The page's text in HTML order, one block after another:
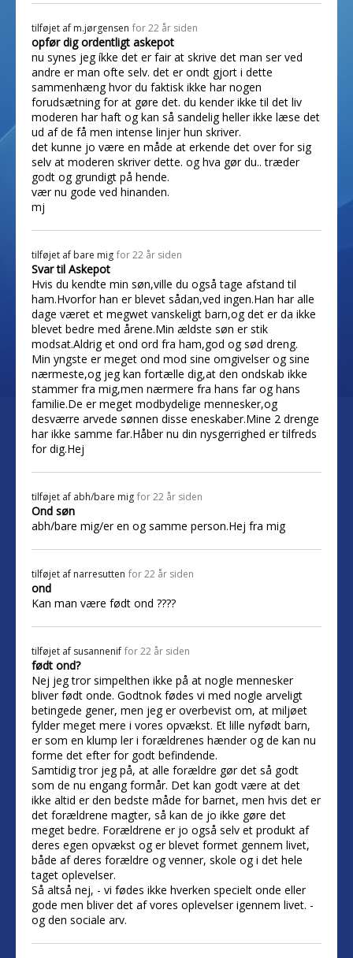
tilføjet af m.jørgensen for 22 år siden
opfør dig ordentligt askepot
nu synes jeg íkke det er fair at skrive det man ser ved
andre er man ofte selv. det er ondt gjort i dette
sammenhæng hvor du faktisk ikke har nogen
forudsætning for at gøre det. du kender ikke til det liv
moderen har haft og kan så sandelig heller ikke læse det
ud af de få men intense linjer hun skriver.
det kunne jo være en måde at erkende det over for sig
selv at moderen skriver dette. og hva gør du.. træder
godt og grundigt på hende.
vær nu gode ved hinanden.
mj
tilføjet af bare mig for 22 år siden
Svar til Askepot
Hvis du kendte min søn,ville du også tage afstand til
ham.Hvorfor han er blevet sådan,ved ingen.Han har alle
dage været et megwet vanskeligt barn,og det er da ikke
blevet bedre med årene.Min ældste søn er stik
modsat.Aldrig et ond ord fra ham,god og sød dreng.
Min yngste er meget ond mod sine omgivelser og sine
nærmeste,og jeg kan fortælle dig,at den ondskab ikke
stammer fra mig,men nærmere fra hans far og hans
familie.De er meget modbydelige mennesker,og
desværre arvede sønnen disse eneskaber.Mine 2 drenge
har ikke samme far.Håber nu din nysgerrighed er tilfreds
for dig.Hej
tilføjet af abh/bare mig for 22 år siden
Ond søn
abh/bare mig/er en og samme person.Hej fra mig
tilføjet af narresutten for 22 år siden
ond
Kan man være født ond ????
tilføjet af susannenif for 22 år siden
født ond?
Nej jeg tror simpelthen ikke på at nogle mennesker
bliver født onde. Godtnok fødes vi med nogle arveligt
betingede gener, men jeg er overbevist om, at miljøet
fylder meget mere i vores opvækst. Et lille nyfødt barn,
er som en klump ler i forældrenes hænder og de kan nu
forme det efter for godt befindende.
Samtidig tror jeg på, at alle forældre gør det så godt
som de nu engang formår. Det kan godt være at det
ikke altid er den bedste måde for barnet, men hvis det er
det forældrene magter, så kan de jo ikke gøre det
meget bedre. Forældrene er jo også selv et produkt af
deres egen opvækst og er blevet formet gennem livet,
både af deres forældre og venner, skole og i det hele
taget oplevelser.
Så altså nej, - vi fødes ikke hverken specielt onde eller
gode men bliver det af vores oplevelser igennem livet. -
og den sociale arv.